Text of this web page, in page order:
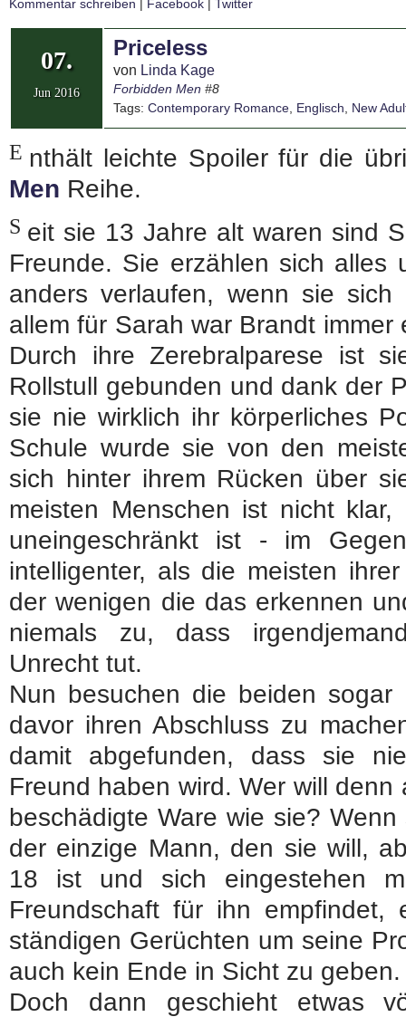
Kommentar schreiben Facebook Twitter
07.
Jun 2016
Priceless
von Linda Kage
Forbidden Men #8
Tags: Contemporary Romance, Englisch, New
E nthält leichte Spoiler für die
Men Reihe.
S eit sie 13 Jahre alt waren sind
Freunde. Sie erzählen sich alles
anders verlaufen, wenn sie
allem für Sarah war Brandt
Durch ihre Zerebralparese ist
Rollstull gebunden und dank der
sie nie wirklich ihr körperliches
Schule wurde sie von den
sich hinter ihrem Rücken über
meisten Menschen ist nicht
uneingeschränkt ist - im
intelligenter, als die meisten
der wenigen die das erkennen
niemals zu, dass
Unrecht tut.
Nun besuchen die beiden
davor ihren Abschluss zu
damit abgefunden, dass sie
Freund haben wird. Wer will
beschädigte Ware wie sie?
der einzige Mann, den sie will,
18 ist und sich eingestehen
Freundschaft für ihn
ständigen Gerüchten um seine
auch kein Ende in Sicht zu geben.
Doch dann geschieht etwas